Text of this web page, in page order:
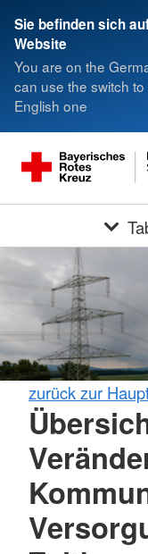
Sie befinden sich
Website
You are on the
can use the switch
English one
zurück zur